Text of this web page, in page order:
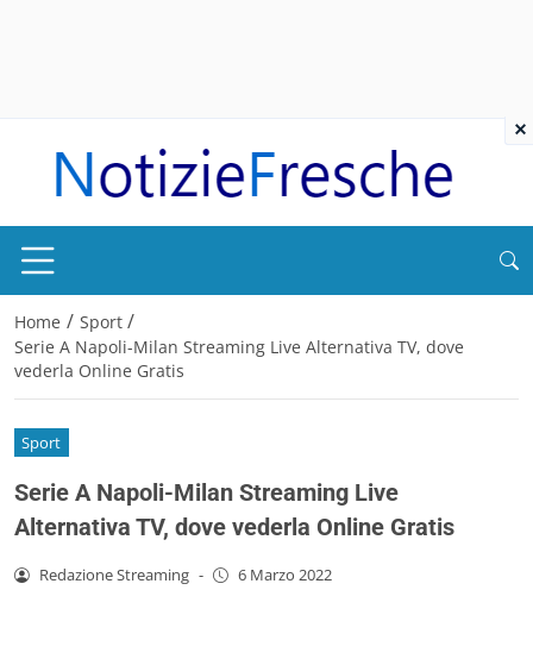
Home / Sport /
Serie A Napoli-Milan Streaming Live Alternativa TV, dove
vederla Online Gratis
Sport
Serie A Napoli-Milan Streaming Live
Alternativa TV, dove vederla Online Gratis
Redazione Streaming - 6 Marzo 2022
×